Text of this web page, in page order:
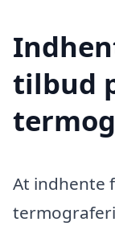
tilbud
At indhente